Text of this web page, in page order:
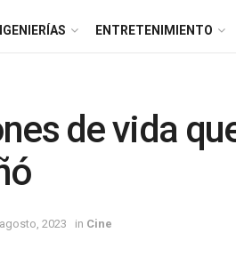
ENTRETENIMIENTO
de vida
2023 in Cine